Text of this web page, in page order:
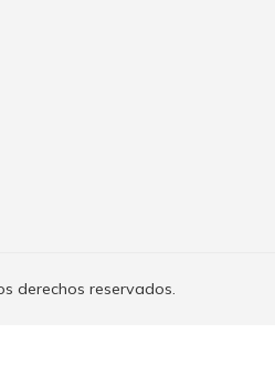
derechos reservados.